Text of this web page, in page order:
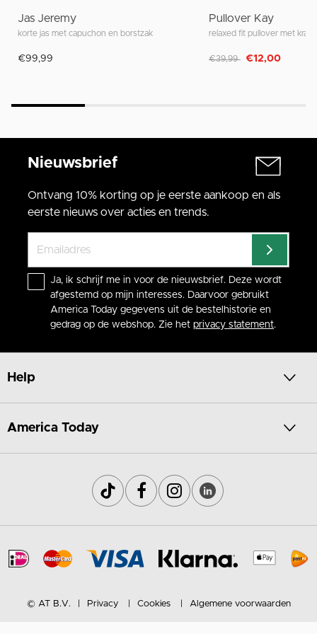
Jas Jeremy
korte jas met capuchon en borstzak
€99,99
Pullover Kay
relaxed fit pullover met kraag
Afgeprijsd van
€39,99 naar
€12,00
Nieuwsbrief
Ontvang 10% korting op je eerste aankoop en als
eerste nieuws over acties en trends.
Ja, ik schrijf me in voor de nieuwsbrief. Deze wordt
afgestemd op mijn interesses. Daarvoor gebruikt
America Today gegevens uit de bestelhistorie en
gedrag op de webshop. Zie het privacy statement.
Help
America Today
© AT B.V. Privacy Cookies Algemene voorwaarden